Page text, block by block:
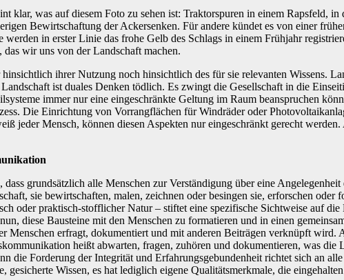
klar, was auf diesem Foto zu sehen ist: Traktorspuren in einem Rapsfeld, in
Bewirtschaftung der Ackersenken. Für andere kündet es von einer
in erster Linie das frohe Gelb des Schlags in einem Frühjahr
wir uns von der Landschaft machen.
ihrer Nutzung noch hinsichtlich des für sie relevanten Wissens.
ist duales Denken tödlich. Es zwingt die Gesellschaft in die
immer nur eine eingeschränkte Geltung im Raum beanspruchen
Die Einrichtung von Vorrangflächen für Windräder oder
jeder Mensch, können diesen Aspekten nur eingeschränkt gerecht
grundsätzlich alle Menschen zur Verständigung über eine
sie bewirtschaften, malen, zeichnen oder besingen sie, erforschen oder
oder praktisch-stofflicher Natur – stiftet eine spezifische Sichtweise auf
diese Bausteine mit den Menschen zu formatieren und in einen
Menschen erfragt, dokumentiert und mit anderen Beiträgen verknüpft
heißt abwarten, fragen, zuhören und dokumentieren, was die
die Forderung der Integrität und Erfahrungsgebundenheit richtet sich an
gesicherte Wissen, es hat lediglich eigene Qualitätsmerkmale, die